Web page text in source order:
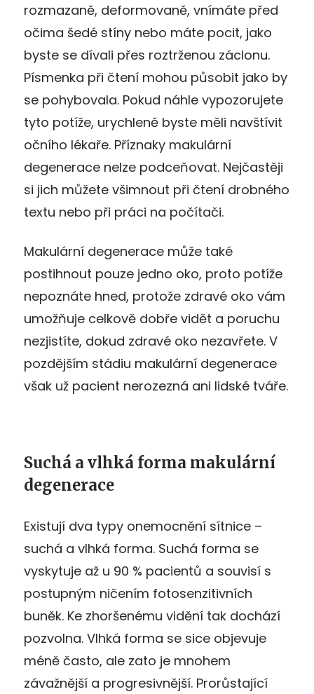
rozmazaně, deformovaně, vnímáte před
očima šedé stíny nebo máte pocit, jako
byste se dívali přes roztrženou záclonu.
Písmenka při čtení mohou působit jako by
se pohybovala. Pokud náhle vypozorujete
tyto potíže, urychleně byste měli navštívit
očního lékaře. Příznaky makulární
degenerace nelze podceňovat. Nejčastěji
si jich můžete všimnout při čtení drobného
textu nebo při práci na počítači.
Makulární degenerace může také
postihnout pouze jedno oko, proto potíže
nepoznáte hned, protože zdravé oko vám
umožňuje celkově dobře vidět a poruchu
nezjistíte, dokud zdravé oko nezavřete. V
pozdějším stádiu makulární degenerace
však už pacient nerozezná ani lidské tváře.
Suchá a vlhká forma makulární
degenerace
Existují dva typy onemocnění sítnice –
suchá a vlhká forma. Suchá forma se
vyskytuje až u 90 % pacientů a souvisí s
postupným ničením fotosenzitivních
buněk. Ke zhoršenému vidění tak dochází
pozvolna. Vlhká forma se sice objevuje
méně často, ale zato je mnohem
závažnější a progresivnější. Prorůstající